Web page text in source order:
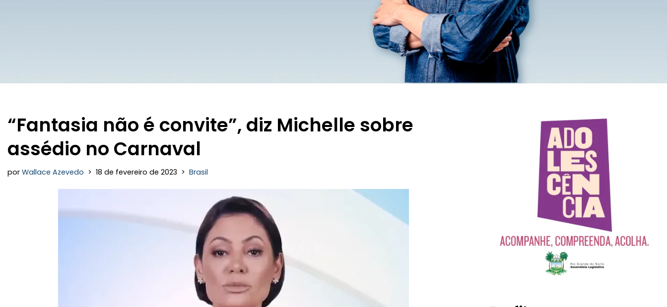
“Fantasia não é convite”, diz Michelle sobre
assédio no Carnaval
por Wallace Azevedo 18 de fevereiro de 2023 Brasil